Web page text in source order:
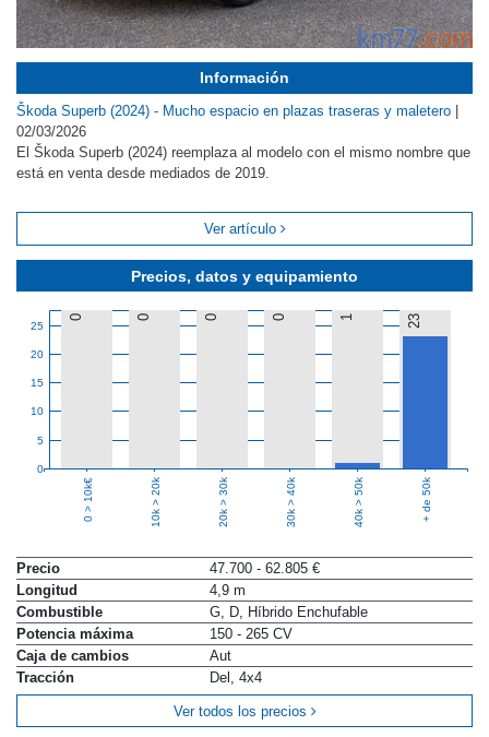
Precios, datos y equipamiento
0
5
10
15
20
25
0 0 0 0 1 23
0 > 10k€ 10k > 20k 20k > 30k 30k > 40k 40k > 50k + de 50k
Precio
47.700 - 62.805 €
Longitud
4,9 m
Combustible
G, D, Híbrido Enchufable
Potencia máxima
150 - 265 CV
Caja de cambios
Aut
Tracción
Del, 4x4
Ver todos los precios
Información
Škoda Superb (2024) - Mucho espacio en plazas traseras y maletero
02/03/2026
El Škoda Superb (2024) reemplaza al modelo con el mismo nombre que
está en venta desde mediados de 2019.
Ver artículo